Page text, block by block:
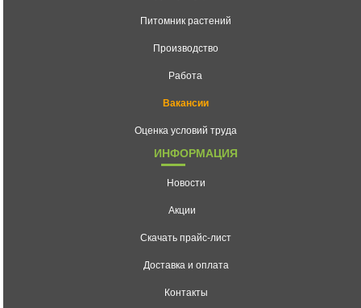
Питомник растений
Производство
Работа
Вакансии
Оценка условий труда
ИНФОРМАЦИЯ
Новости
Акции
Скачать прайс-лист
Доставка и оплата
Контакты